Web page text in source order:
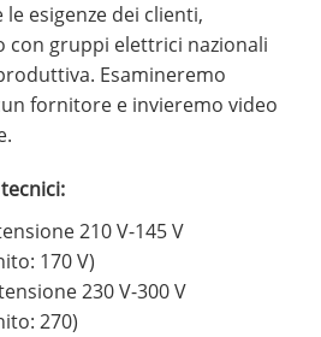
esigenze dei clienti,
con gruppi elettrici nazionali
Esamineremo
fornitore e invieremo video
210 V-145 V
170 V)
230 V-300 V
270)